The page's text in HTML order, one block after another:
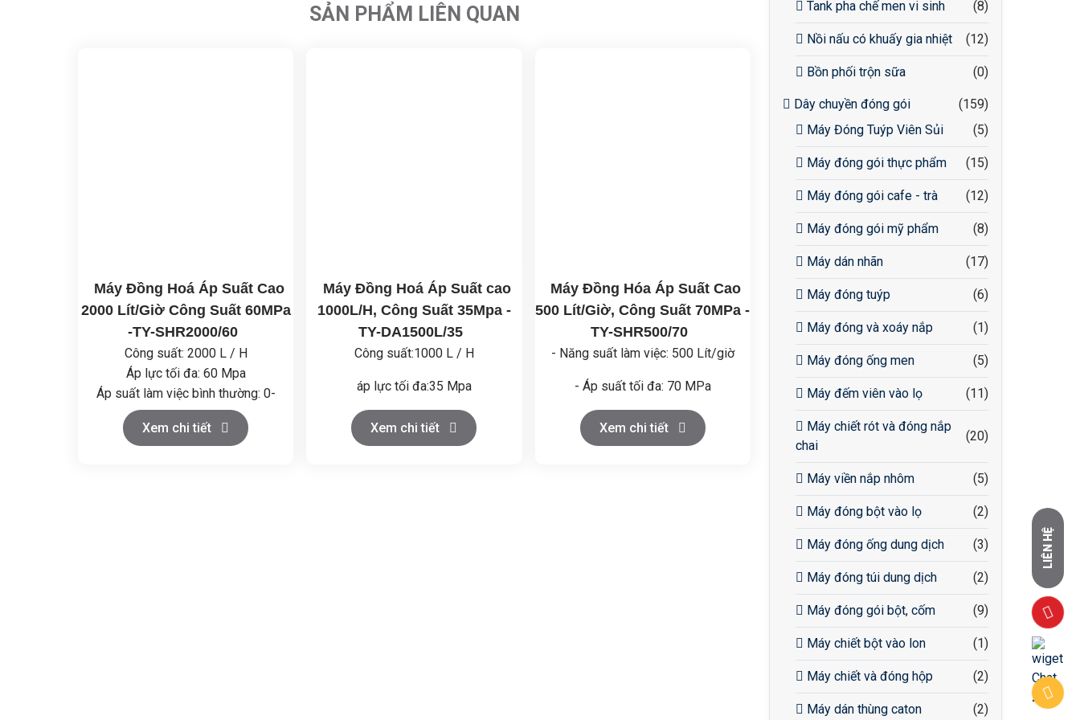
SẢN PHẨM LIÊN QUAN
Máy Đồng Hoá Áp Suất Cao
2000 Lít/Giờ Công Suất 60MPa
-TY-SHR2000/60
Công suất: 2000 L / H
Áp lực tối đa: 60 Mpa
Áp suất làm việc bình thường: 0-
48 Mpa
Xe máy: 37 kw
Xem chi tiết
Máy Đồng Hoá Áp Suất cao
1000L/H, Công Suất 35Mpa -
TY-DA1500L/35
Công suất:1000 L / H
áp lực tối đa:35 Mpa
Áp suất làm việc bình thường:0-
Xem chi tiết
Máy Đồng Hóa Áp Suất Cao
500 Lít/Giờ, Công Suất 70MPa -
TY-SHR500/70
- Năng suất làm việc: 500 Lít/giờ
- Áp suất tối đa: 70 MPa
- Khối lượng: 700 Kg
Xem chi tiết
Tank pha chế men vi sinh (8)
Nồi nấu có khuấy gia nhiệt (12)
Bồn phối trộn sữa (0)
Dây chuyền đóng gói
(159)
Máy Đóng Tuýp Viên Sủi
(5)
Máy đóng gói thực phẩm (15)
Máy đóng gói cafe - trà (12)
Máy đóng gói mỹ phẩm (8)
Máy dán nhãn (17)
Máy đóng tuýp (6)
Máy đóng và xoáy nắp (1)
Máy đóng ống men (5)
Máy đếm viên vào lọ (11)
Máy chiết rót và đóng nắp
chai
(20)
Máy viền nắp nhôm (5)
Máy đóng bột vào lọ (2)
Máy đóng ống dung dịch (3)
Máy đóng túi dung dịch (2)
Máy đóng gói bột, cốm (9)
Máy chiết bột vào lon (1)
Máy chiết và đóng hộp (2)
Máy dán thùng caton (2)
LIÊN HỆ